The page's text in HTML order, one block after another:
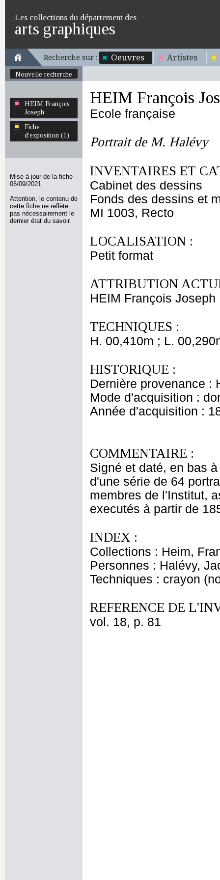
Les collections du département des
arts graphiques
Recherche sur : Oeuvres Artistes
Nouvelle recherche
HEIM François
Joseph
Fiche
d'exposition (1)
Mise à jour de la fiche
06/09/2021
Attention, le contenu de
cette fiche ne reflète
pas nécessairement le
dernier état du savoir.
HEIM François
Ecole française
Portrait de M. Halévy
INVENTAIRES ET
Cabinet des dessins
Fonds des dessins et
MI 1003, Recto
LOCALISATION :
Petit format
ATTRIBUTION
HEIM François Joseph
TECHNIQUES :
H. 00,410m ; L.
HISTORIQUE :
Dernière provenance :
Mode d'acquisition :
Année d'acquisition :
COMMENTAIRE :
Signé et daté, en bas
d'une série de 64
membres de l'Institut,
executés à partir de
INDEX :
Collections : Heim,
Personnes : Halévy,
Techniques : crayon
REFERENCE DE
vol. 18, p. 81